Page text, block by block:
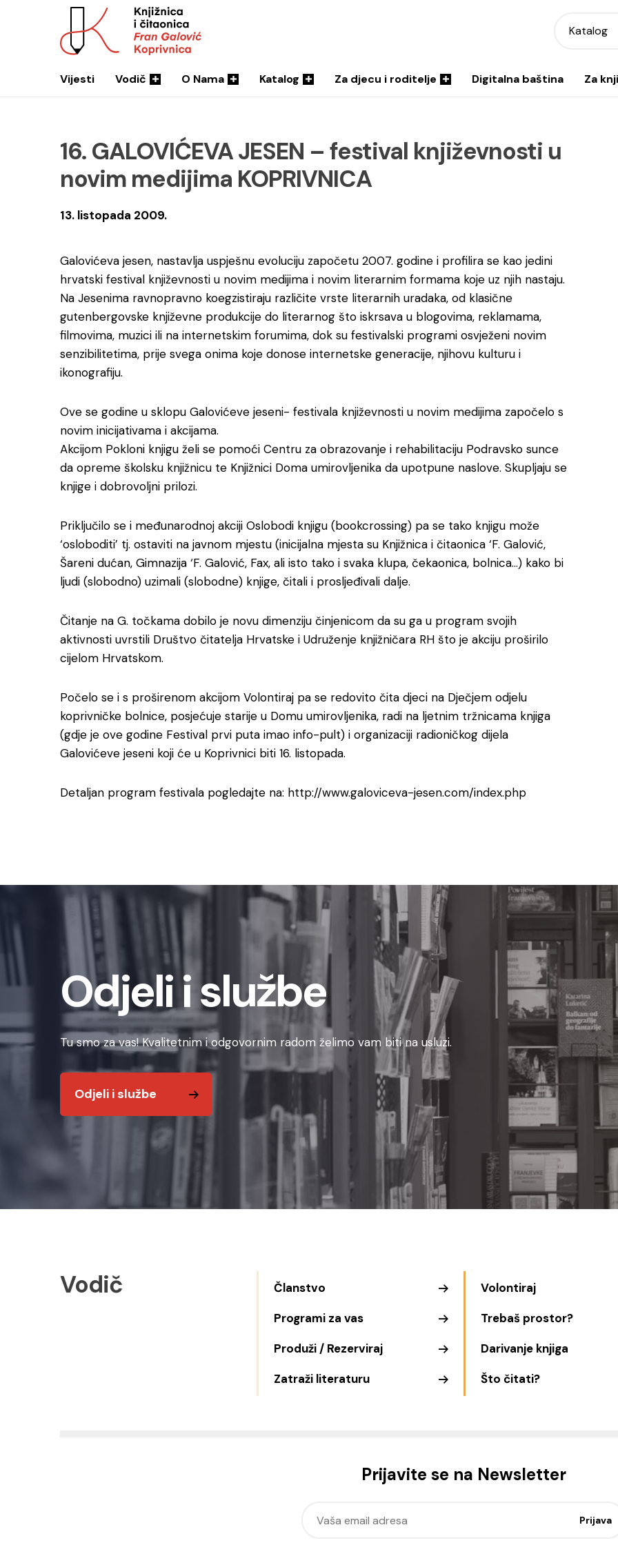
Katalog
Vijesti Vodič O Nama Katalog Za djecu i roditelje Digitalna baština Za
16. GALOVIĆEVA JESEN – festival književnosti u
novim medijima KOPRIVNICA
13. listopada 2009.
Galovićeva jesen, nastavlja uspješnu evoluciju započetu 2007. godine i profilira se kao jedini
hrvatski festival književnosti u novim medijima i novim literarnim formama koje uz njih nastaju.
Na Jesenima ravnopravno koegzistiraju različite vrste literarnih uradaka, od klasične
gutenbergovske književne produkcije do literarnog što iskrsava u blogovima, reklamama,
filmovima, muzici ili na internetskim forumima, dok su festivalski programi osvježeni novim
senzibilitetima, prije svega onima koje donose internetske generacije, njihovu kulturu i
ikonografiju.
Ove se godine u sklopu Galovićeve jeseni- festivala književnosti u novim medijima započelo s
novim inicijativama i akcijama.
Akcijom Pokloni knjigu želi se pomoći Centru za obrazovanje i rehabilitaciju Podravsko sunce
da opreme školsku knjižnicu te Knjižnici Doma umirovljenika da upotpune naslove. Skupljaju se
knjige i dobrovoljni prilozi.
Priključilo se i međunarodnoj akciji Oslobodi knjigu (bookcrossing) pa se tako knjigu može
‘osloboditi’ tj. ostaviti na javnom mjestu (inicijalna mjesta su Knjižnica i čitaonica ‘F. Galović,
Šareni dućan, Gimnazija ‘F. Galović, Fax, ali isto tako i svaka klupa, čekaonica, bolnica…) kako bi
ljudi (slobodno) uzimali (slobodne) knjige, čitali i prosljeđivali dalje.
Čitanje na G. točkama dobilo je novu dimenziju činjenicom da su ga u program svojih
aktivnosti uvrstili Društvo čitatelja Hrvatske i Udruženje knjižničara RH što je akciju proširilo
cijelom Hrvatskom.
Počelo se i s proširenom akcijom Volontiraj pa se redovito čita djeci na Dječjem odjelu
koprivničke bolnice, posjećuje starije u Domu umirovljenika, radi na ljetnim tržnicama knjiga
(gdje je ove godine Festival prvi puta imao info-pult) i organizaciji radioničkog dijela
Galovićeve jeseni koji će u Koprivnici biti 16. listopada.
Detaljan program festivala pogledajte na: http://www.galoviceva-jesen.com/index.php
Odjeli i službe
Tu smo za vas! Kvalitetnim i odgovornim radom želimo vam biti na usluzi.
Odjeli i službe
Vodič
Članstvo
Programi za vas
Produži / Rezerviraj
Zatraži literaturu
Volontiraj
Trebaš prostor?
Darivanje knjiga
Što čitati?
Prijavite se na Newsletter